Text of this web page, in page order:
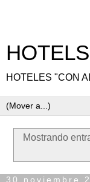
HOTELES "CON
Mostrando
30 noviembre